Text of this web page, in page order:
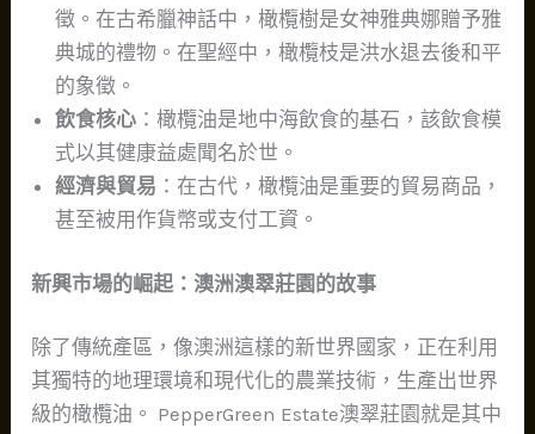
徵。在古希臘神話中，橄欖樹是女神雅典娜贈予雅
典城的禮物。在聖經中，橄欖枝是洪水退去後和平
的象徵。
飲食核心 ：橄欖油是地中海飲食的基石，該飲食模
式以其健康益處聞名於世。
經濟與貿易 ：在古代，橄欖油是重要的貿易商品，
甚至被用作貨幣或支付工資。
新興市場的崛起：澳洲澳翠莊園的故事
除了傳統產區，像澳洲這樣的新世界國家，正在利用
其獨特的地理環境和現代化的農業技術，生產出世界
級的橄欖油。 PepperGreen Estate澳翠莊園就是其中